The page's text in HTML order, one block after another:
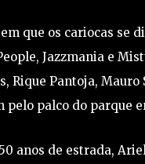
que os cariocas se
Jazzmania e
Pantoja, Mauro
pelo palco do parque
anos de estrada,